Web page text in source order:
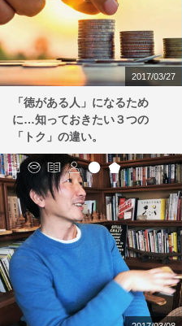
2017/03/27
「徳がある人」になるため
に…知っておきたい３つの
「トク」の違い。